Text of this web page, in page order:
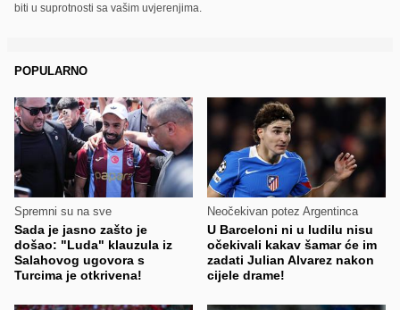
biti u suprotnosti sa vašim uvjerenjima.
POPULARNO
Spremni su na sve
Sada je jasno zašto je
došao: "Luda" klauzula iz
Salahovog ugovora s
Turcima je otkrivena!
Neočekivan potez Argentinca
U Barceloni ni u ludilu nisu
očekivali kakav šamar će im
zadati Julian Alvarez nakon
cijele drame!